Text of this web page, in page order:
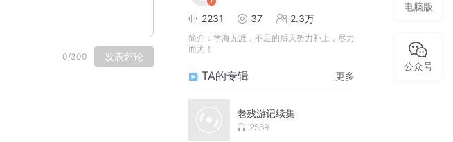
0/300 发表评论
2231 37 2.3万
简介： 学海无涯，不足的后天努力补上，尽力
而为！
TA的专辑 更多
老残游记续集
2569
电脑版
公众号